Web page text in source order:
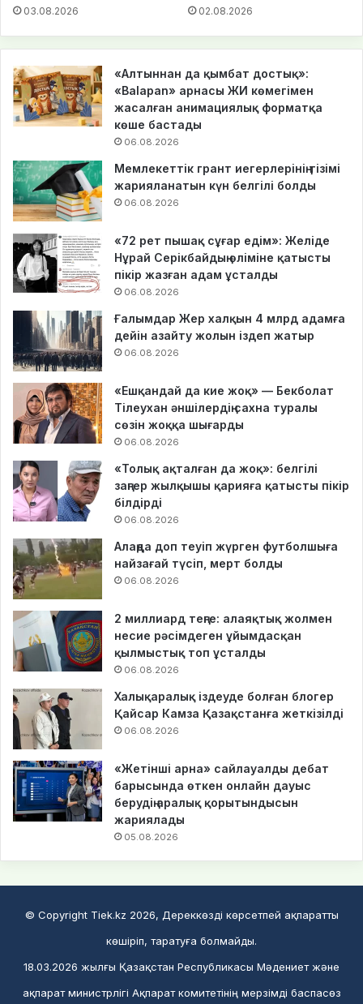
03.08.2026 02.08.2026
«Алтыннан да қымбат достық»:
«Balapan» арнасы ЖИ көмегімен
жасалған анимациялық форматқа
көше бастады
06.08.2026
Мемлекеттік грант иегерлерінің тізімі
жарияланатын күн белгілі болды
06.08.2026
«72 рет пышақ сұғар едім»: Желіде
Нұрай Серікбайдың өліміне қатысты
пікір жазған адам ұсталды
06.08.2026
Ғалымдар Жер халқын 4 млрд адамға
дейін азайту жолын іздеп жатыр
06.08.2026
«Ешқандай да кие жоқ» — Бекболат
Тілеухан әншілердің сахна туралы
сөзін жоққа шығарды
06.08.2026
«Толық ақталған да жоқ»: белгілі
заңгер жылқышы қарияға қатысты пікір
білдірді
06.08.2026
Алаңда доп теуіп жүрген футболшыға
найзағай түсіп, мерт болды
06.08.2026
2 миллиард теңге: алаяқтық жолмен
несие рәсімдеген ұйымдасқан
қылмыстық топ ұсталды
06.08.2026
Халықаралық іздеуде болған блогер
Қайсар Камза Қазақстанға жеткізілді
06.08.2026
«Жетінші арна» сайлауалды дебат
барысында өткен онлайн дауыс
берудің аралық қорытындысын
жариялады
05.08.2026
© Copyright Tiek.kz 2026, Дереккөзді көрсетпей ақпаратты
көшіріп, таратуға болмайды.
18.03.2026 жылғы Қазақстан Республикасы Мәдениет және
ақпарат министрлігі Ақпарат комитетінің мерзімді баспасөз